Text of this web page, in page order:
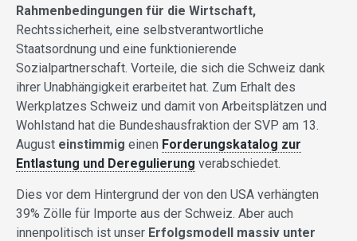
Rahmenbedingungen für die Wirtschaft,
Rechtssicherheit, eine selbstverantwortliche
Staatsordnung und eine funktionierende
Sozialpartnerschaft. Vorteile, die sich die Schweiz dank
ihrer Unabhängigkeit erarbeitet hat. Zum Erhalt des
Werkplatzes Schweiz und damit von Arbeitsplätzen und
Wohlstand hat die Bundeshausfraktion der SVP am 13.
August einstimmig einen Forderungskatalog zur
Entlastung und Deregulierung verabschiedet.
Dies vor dem Hintergrund der von den USA verhängten
39% Zölle für Importe aus der Schweiz. Aber auch
innenpolitisch ist unser Erfolgsmodell massiv unter